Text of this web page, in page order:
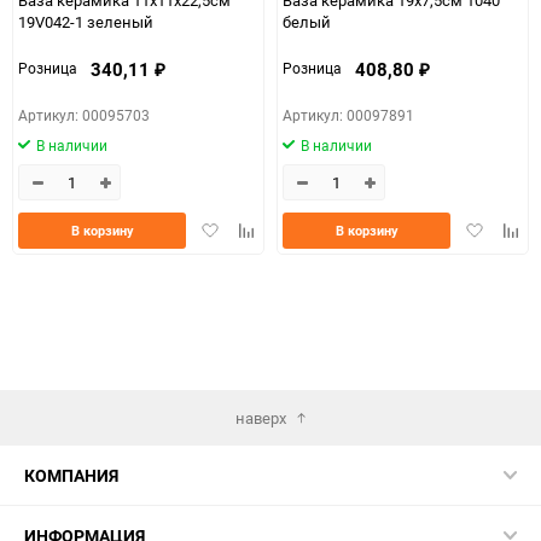
19V042-1 зеленый
Розница 340,11 ₽
Артикул: 00095703
В наличии
ДобавитьДобавить
В корзину
белый
Розница 408,80 ₽
Артикул: 00097891
В наличии
Добавить
В корзину
наверх
КОМПАНИЯ
ИНФОРМАЦИЯ